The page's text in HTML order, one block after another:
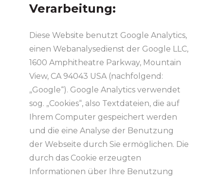
Verarbeitung:
Diese Website benutzt Google Analytics,
einen Webanalysedienst der Google LLC,
1600 Amphitheatre Parkway, Mountain
View, CA 94043 USA (nachfolgend:
„Google“). Google Analytics verwendet
sog. „Cookies“, also Textdateien, die auf
Ihrem Computer gespeichert werden
und die eine Analyse der Benutzung
der Webseite durch Sie ermöglichen. Die
durch das Cookie erzeugten
Informationen über Ihre Benutzung